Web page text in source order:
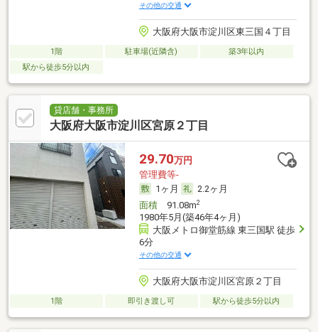
その他の交通
大阪府大阪市淀川区東三国４丁目
1階 駐車場(近隣含)
築3年以内
駅から徒歩5分以内
貸店舗・事務所
大阪府大阪市淀川区宮原２丁目
29.70万円
管理費等-
1ヶ月
2.2ヶ月
面積91.08m2
1980年5月(築46年4ヶ月)
大阪メトロ御堂筋線 東三国駅 徒歩
6分
その他の交通
大阪府大阪市淀川区宮原２丁目
1階 即引き渡し可 駅から徒歩5分以内